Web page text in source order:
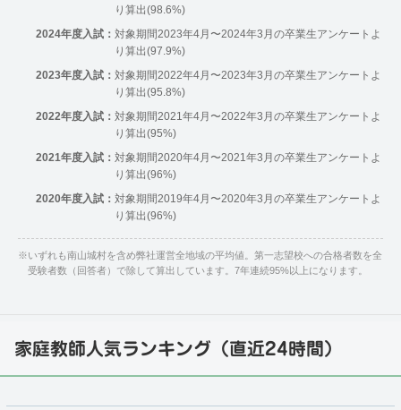
り算出(98.6%)
2024年度入試： 対象期間2023年4月〜2024年3月の卒業生アンケートよ
り算出(97.9%)
2023年度入試： 対象期間2022年4月〜2023年3月の卒業生アンケートよ
り算出(95.8%)
2022年度入試： 対象期間2021年4月〜2022年3月の卒業生アンケートよ
り算出(95%)
2021年度入試： 対象期間2020年4月〜2021年3月の卒業生アンケートよ
り算出(96%)
2020年度入試： 対象期間2019年4月〜2020年3月の卒業生アンケートよ
り算出(96%)
※いずれも南山城村を含め弊社運営全地域の平均値。第一志望校への合格者数を全
受験者数（回答者）で除して算出しています。7年連続95%以上になります。
家庭教師人気ランキング（直近24時間）